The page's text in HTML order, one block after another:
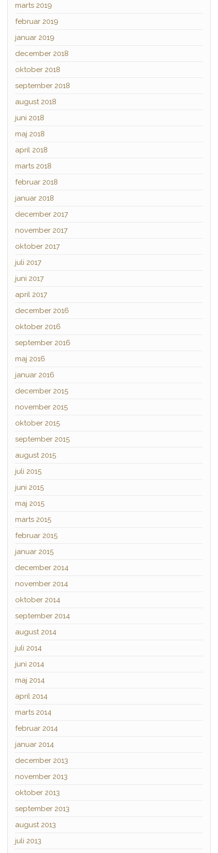
marts 2019
februar 2019
januar 2019
december 2018
oktober 2018
september 2018
august 2018
juni 2018
maj 2018
april 2018
marts 2018
februar 2018
januar 2018
december 2017
november 2017
oktober 2017
juli 2017
juni 2017
april 2017
december 2016
oktober 2016
september 2016
maj 2016
januar 2016
december 2015
november 2015
oktober 2015
september 2015
august 2015
juli 2015
juni 2015
maj 2015
marts 2015
februar 2015
januar 2015
december 2014
november 2014
oktober 2014
september 2014
august 2014
juli 2014
juni 2014
maj 2014
april 2014
marts 2014
februar 2014
januar 2014
december 2013
november 2013
oktober 2013
september 2013
august 2013
juli 2013